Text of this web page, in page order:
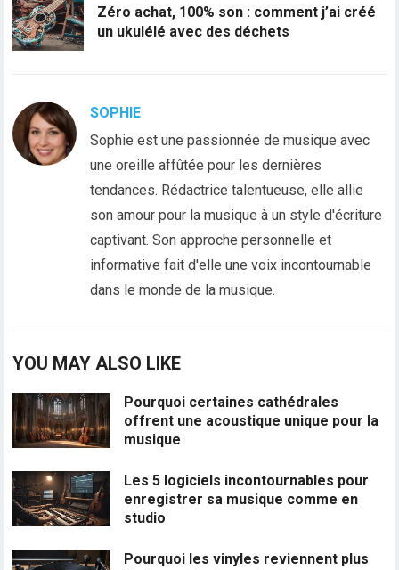
Zéro achat, 100% son : comment j’ai créé
un ukulélé avec des déchets
SOPHIE
Sophie est une passionnée de musique avec
une oreille affûtée pour les dernières
tendances. Rédactrice talentueuse, elle allie
son amour pour la musique à un style d'écriture
captivant. Son approche personnelle et
informative fait d'elle une voix incontournable
dans le monde de la musique.
YOU MAY ALSO LIKE
Pourquoi certaines cathédrales
offrent une acoustique unique pour la
musique
Les 5 logiciels incontournables pour
enregistrer sa musique comme en
studio
Pourquoi les vinyles reviennent plus